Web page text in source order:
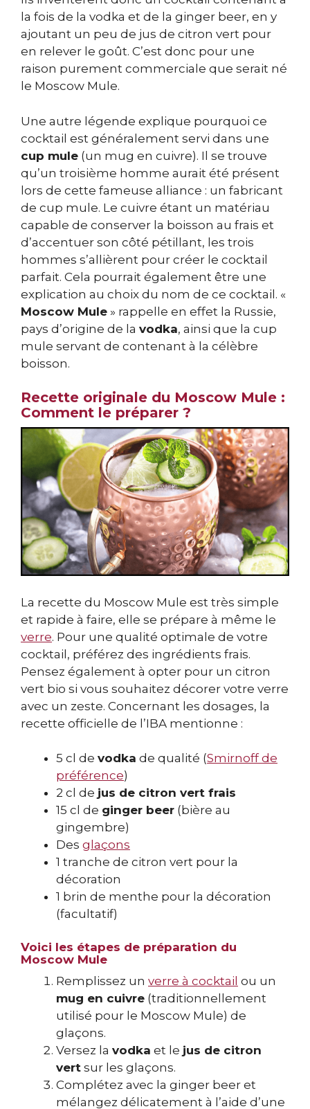
la fois de la vodka et de la ginger beer, en y
ajoutant un peu de jus de citron vert pour
en relever le goût. C’est donc pour une
raison purement commerciale que serait né
le Moscow Mule.
Une autre légende explique pourquoi ce
cocktail est généralement servi dans une
cup mule (un mug en cuivre). Il se trouve
qu’un troisième homme aurait été présent
lors de cette fameuse alliance : un fabricant
de cup mule. Le cuivre étant un matériau
capable de conserver la boisson au frais et
d’accentuer son côté pétillant, les trois
hommes s’allièrent pour créer le cocktail
parfait. Cela pourrait également être une
explication au choix du nom de ce cocktail. «
Moscow Mule » rappelle en effet la Russie,
pays d’origine de la vodka, ainsi que la cup
mule servant de contenant à la célèbre
boisson.
Recette originale du Moscow Mule :
Comment le préparer ?
La recette du Moscow Mule est très simple
et rapide à faire, elle se prépare à même le
verre. Pour une qualité optimale de votre
cocktail, préférez des ingrédients frais.
Pensez également à opter pour un citron
vert bio si vous souhaitez décorer votre verre
avec un zeste. Concernant les dosages, la
recette officielle de l’IBA mentionne :
5 cl de vodka de qualité (Smirnoff de
préférence)
2 cl de jus de citron vert frais
15 cl de ginger beer (bière au
gingembre)
Des glaçons
1 tranche de citron vert pour la
décoration
1 brin de menthe pour la décoration
(facultatif)
Voici les étapes de préparation du
Moscow Mule
Remplissez un verre à cocktail ou un
mug en cuivre (traditionnellement
utilisé pour le Moscow Mule) de
glaçons.
Versez la vodka et le jus de citron
vert sur les glaçons.
Complétez avec la ginger beer et
mélangez délicatement à l’aide d’une